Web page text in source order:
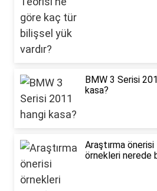
BMW 3 Serisi
kasa?
Araştırma önerisi
örnekleri nerede